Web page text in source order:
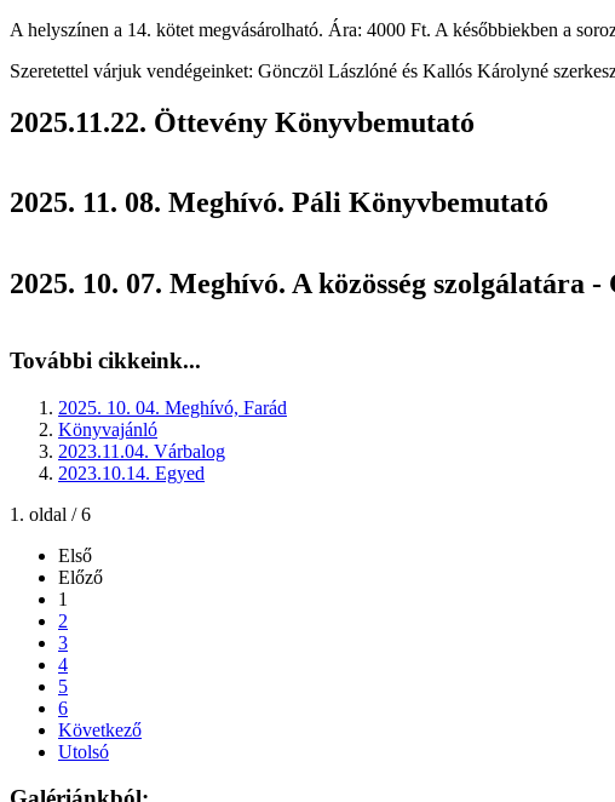
A helyszínen a 14. kötet megvásárolható. Ára: 4000 Ft. A későbbiekben a
Szeretettel várjuk vendégeinket: Gönczöl Lászlóné és Kallós Károlyné
2025.11.22. Öttevény Könyvbemutató
2025. 11. 08. Meghívó. Páli Könyvbemutató
2025. 10. 07. Meghívó. A közösség szolgálatára
További cikkeink...
2025. 10. 04. Meghívó, Farád
Könyvajánló
2023.11.04. Várbalog
2023.10.14. Egyed
1. oldal / 6
Első
Előző
1
2
3
4
5
6
Következő
Utolsó